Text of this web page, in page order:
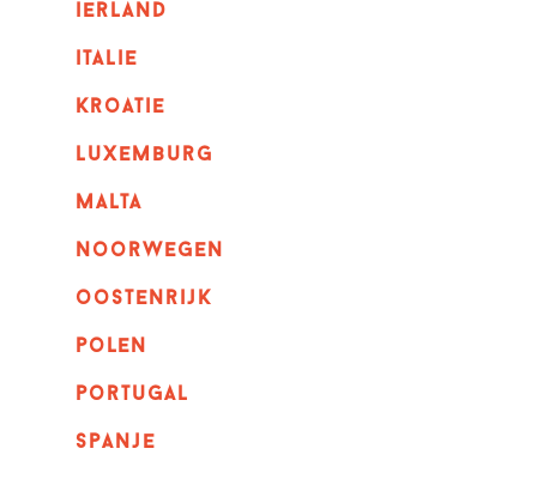
ierland
italie
kroatie
luxemburg
malta
noorwegen
oostenrijk
polen
portugal
spanje